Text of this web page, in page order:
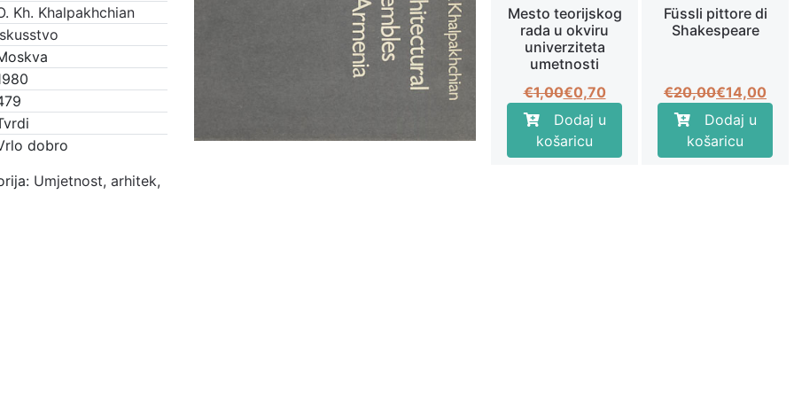
Kh. Khalpakhchian
dobro
Umjetnost, arhitek,
Mesto teorijskog
rada u okviru
univerziteta
umetnosti
€1,00Izvorna
cijena
bila
je:
€0,70
Trenutna
cijena
je:
€0,70.
Dodaj u
košaricu
Füssli pittore di
Shakespeare
€20,00Izvorna
cijena
bila
je:
€14,00
Trenutna
cijena
je:
€14,00.
Dodaj u
košaricu